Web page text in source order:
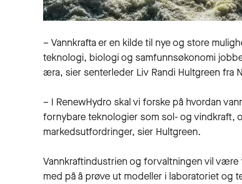
– Vannkrafta er en kilde til nye og store
teknologi, biologi og samfunnsøkonomi
æra, sier senterleder Liv Randi Hultgreen fra
– I RenewHydro skal vi forske på hvordan
fornybare teknologier som sol- og vindkraft,
markedsutfordringer, sier Hultgreen.
Vannkraftindustrien og forvaltningen vil
med på å prøve ut modeller i laboratoriet og